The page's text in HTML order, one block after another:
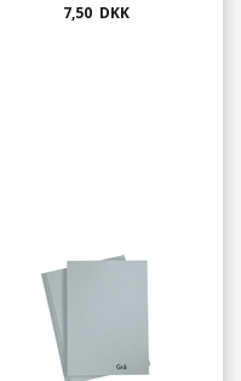
farver
7,50 DKK